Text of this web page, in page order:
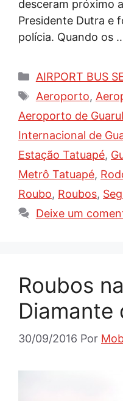
desceram próximo
Presidente Dutra e
polícia. Quando os
Categorias
AIRPORT BUS
Tags
Aeroporto,
Aeroporto de
Internacional de
Estação Tatuapé,
Metrô Tatuapé,
Roubo, Roubos,
Deixe um
Roubos
Diamante
30/09/2016 Por